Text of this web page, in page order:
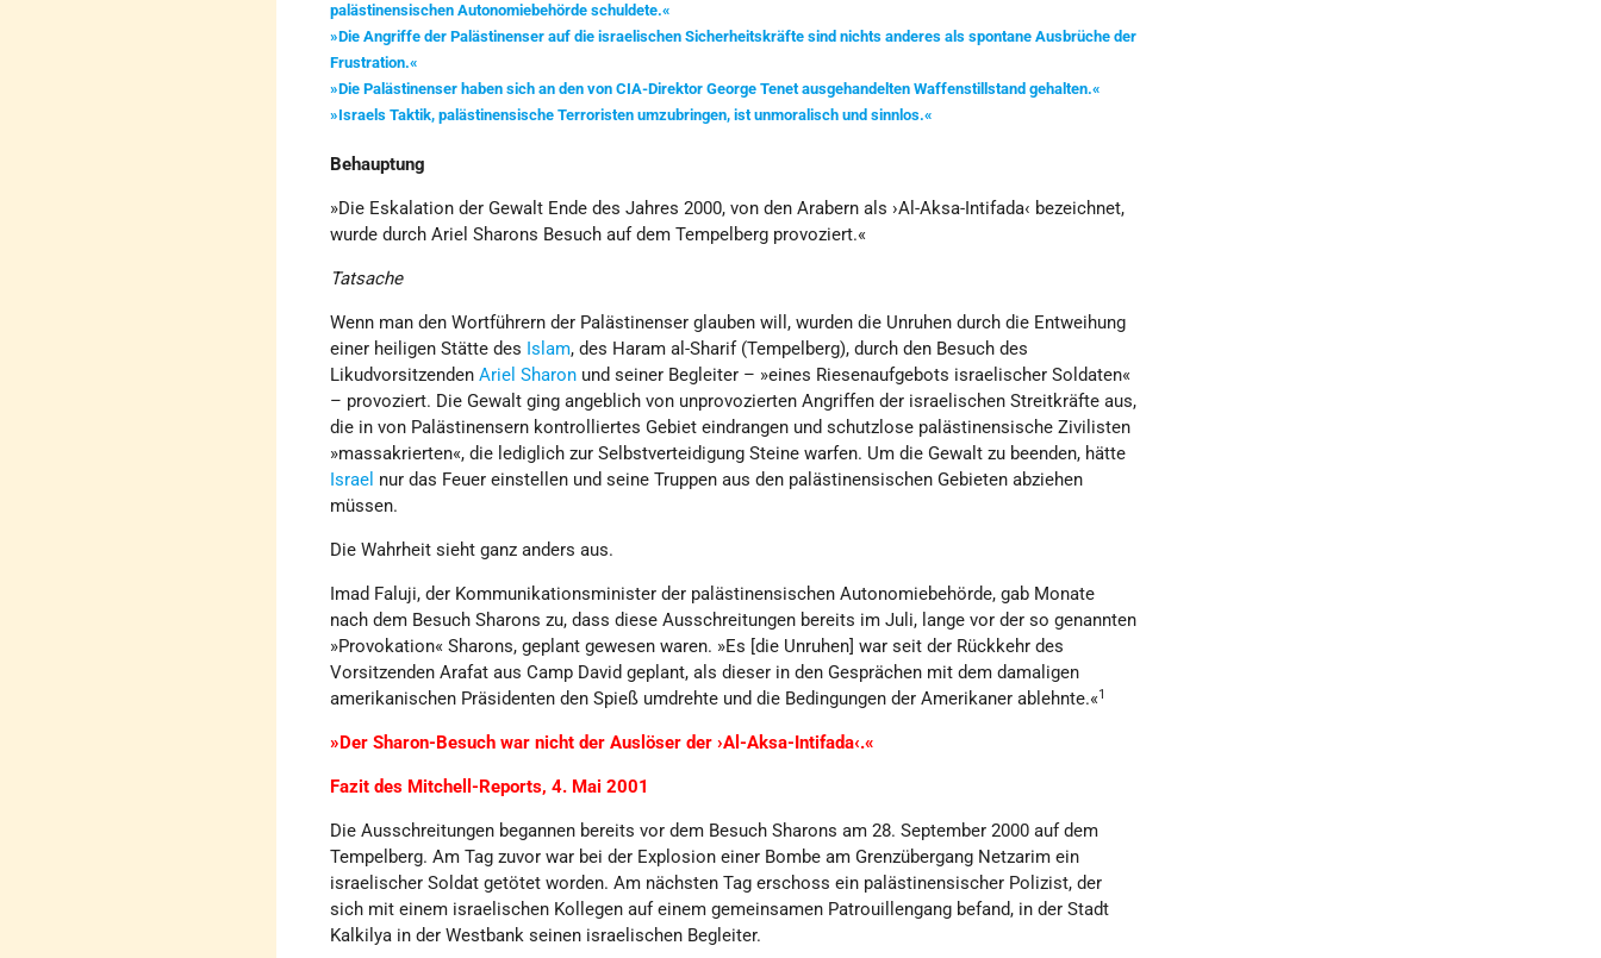
palästinensischen Autonomiebehörde schuldete.«
»Die Angriffe der Palästinenser auf die israelischen Sicherheitskräfte sind nichts anderes als spontane Ausbrüche der
Frustration.«
»Die Palästinenser haben sich an den von CIA-Direktor George Tenet ausgehandelten Waffenstillstand gehalten.«
»Israels Taktik, palästinensische Terroristen umzubringen, ist unmoralisch und sinnlos.«
Behauptung
»Die Eskalation der Gewalt Ende des Jahres 2000, von den Arabern als ›Al-Aksa-Intifada‹ bezeichnet,
wurde durch Ariel Sharons Besuch auf dem Tempelberg provoziert.«
Tatsache
Wenn man den Wortführern der Palästinenser glauben will, wurden die Unruhen durch die Entweihung
einer heiligen Stätte des Islam, des Haram al-Sharif (Tempelberg), durch den Besuch des
LikudvorsitzendenAriel Sharon und seiner Begleiter – »eines Riesenaufgebots israelischer Soldaten«
– provoziert. Die Gewalt ging angeblich von unprovozierten Angriffen der israelischen Streitkräfte aus,
die in von Palästinensern kontrolliertes Gebiet eindrangen und schutzlose palästinensische Zivilisten
»massakrierten«, die lediglich zur Selbstverteidigung Steine warfen. Um die Gewalt zu beenden, hätte
Israel nur das Feuer einstellen und seine Truppen aus den palästinensischen Gebieten abziehen
müssen.
Die Wahrheit sieht ganz anders aus.
Imad Faluji, der Kommunikationsminister der palästinensischen Autonomiebehörde, gab Monate
nach dem Besuch Sharons zu, dass diese Ausschreitungen bereits im Juli, lange vor der so genannten
»Provokation« Sharons, geplant gewesen waren. »Es [die Unruhen] war seit der Rückkehr des
Vorsitzenden Arafat aus Camp David geplant, als dieser in den Gesprächen mit dem damaligen
amerikanischen Präsidenten den Spieß umdrehte und die Bedingungen der Amerikaner ablehnte.«1
»Der Sharon-Besuch war nicht der Auslöser der ›Al-Aksa-Intifada‹.«
Fazit des Mitchell-Reports, 4. Mai 2001
Die Ausschreitungen begannen bereits vor dem Besuch Sharons am 28. September 2000 auf dem
Tempelberg. Am Tag zuvor war bei der Explosion einer Bombe am Grenzübergang Netzarim ein
israelischer Soldat getötet worden. Am nächsten Tag erschoss ein palästinensischer Polizist, der
sich mit einem israelischen Kollegen auf einem gemeinsamen Patrouillengang befand, in der Stadt
Kalkilya in der Westbank seinen israelischen Begleiter.